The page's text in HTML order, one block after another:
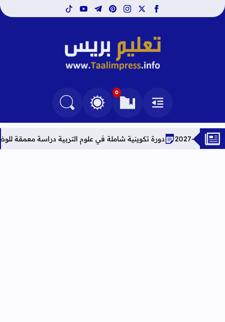
facebook
x
instagram
pinterest
telegram
youtube
tiktok
تعليم بريس TaalimPress
القائمة
0
العلامات المرجعيةالتغيير بين الوضع النهاري والداكن
البحث في المدونة
دورة تكوينية شاملة في علوم التربية دراسة معمقة للوضعيات المهنية